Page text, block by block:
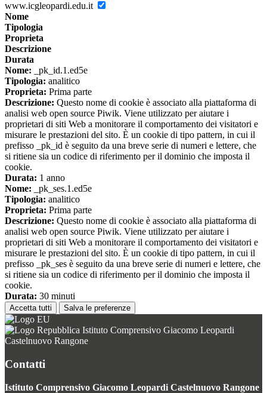
www.icgleopardi.edu.it
Nome
Tipologia
Proprieta
Descrizione
Durata
Nome: _pk_id.1.ed5e
Tipologia: analitico
Proprieta: Prima parte
Descrizione: Questo nome di cookie è associato alla piattaforma di
analisi web open source Piwik. Viene utilizzato per aiutare i
proprietari di siti Web a monitorare il comportamento dei visitatori e
misurare le prestazioni del sito. È un cookie di tipo pattern, in cui il
prefisso _pk_id è seguito da una breve serie di numeri e lettere, che
si ritiene sia un codice di riferimento per il dominio che imposta il
cookie.
Durata: 1 anno
Nome: _pk_ses.1.ed5e
Tipologia: analitico
Proprieta: Prima parte
Descrizione: Questo nome di cookie è associato alla piattaforma di
analisi web open source Piwik. Viene utilizzato per aiutare i
proprietari di siti Web a monitorare il comportamento dei visitatori e
misurare le prestazioni del sito. È un cookie di tipo pattern, in cui il
prefisso _pk_ses è seguito da una breve serie di numeri e lettere, che
si ritiene sia un codice di riferimento per il dominio che imposta il
cookie.
Durata: 30 minuti
Accetta tutti Salva le preferenze
Istituto Comprensivo Giacomo Leopardi
Castelnuovo Rangone
Contatti
Istituto Comprensivo Giacomo Leopardi Castelnuovo Rangone